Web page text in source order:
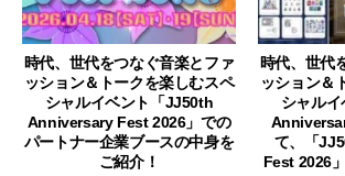
時代、世代をつなぐ音楽とファ
ッション＆トークを楽しむスペ
シャルイベント「JJ50th
Anniversary Fest 2026」での
パートナー企業ブースの中身を
ご紹介！
時代、世代
ッション＆
シャル
て、「
Fest 2026